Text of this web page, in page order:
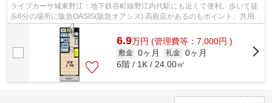
ライブカーサ城東野江：地下鉄谷町線野江内代駅にも近くて便利。歩いて徒
歩6分の場所に阪急OASIS(阪急オアシス) 高殿店があるのもポイント。共用部
にはエレベータ・敷地内ごみ置き場な...
6.9万円 (管理費等：7,000円 )
敷金 0ヶ月 礼金 0ヶ月
6階 / 1K / 24.00㎡